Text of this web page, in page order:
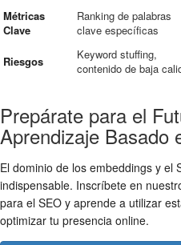
Métricas
Clave
Ranking de palabras
clave específicas
Riesgos
Keyword stuffing,
contenido de baja
Prepárate para el
Aprendizaje Basado
El dominio de los embeddings y el
indispensable. Inscríbete en
para el SEO y aprende a utilizar
optimizar tu presencia online.